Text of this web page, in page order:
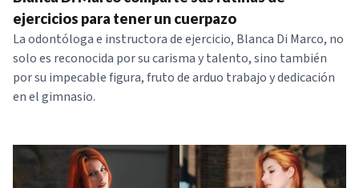
NOTICIAS
SERIES
ejercicios para tener un cuerpazo
La odontóloga e instructora de ejercicio, Blanca Di Marco, no
solo es reconocida por su carisma y talento, sino también
por su impecable figura, fruto de arduo trabajo y dedicación
en el gimnasio.